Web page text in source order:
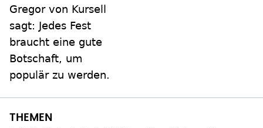
Gregor von Kursell
sagt: Jedes Fest
braucht eine gute
Botschaft, um
populär zu werden.